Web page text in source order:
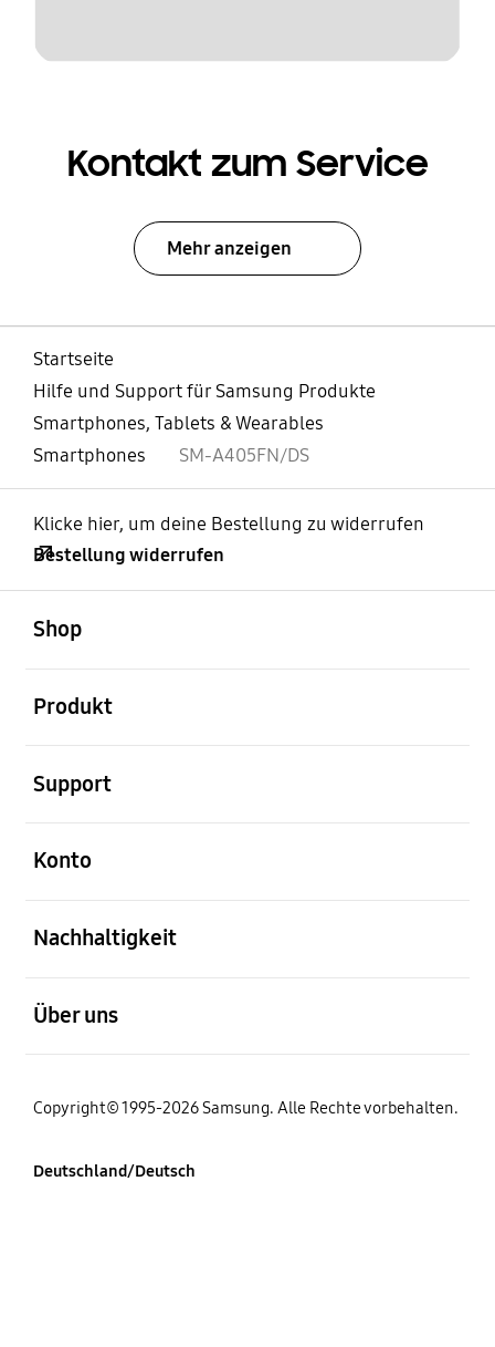
Kontakt zum Service
Mehr anzeigen
Startseite
Hilfe und Support für Samsung Produkte
Smartphones, Tablets & Wearables
Smartphones
SM-A405FN/DS
Klicke hier, um deine Bestellung zu widerrufen
Bestellung widerrufen
Shop
Produkt
Support
Konto
Nachhaltigkeit
Über uns
Copyright© 1995-2026 Samsung. Alle Rechte vorbehalten.
Deutschland/Deutsch